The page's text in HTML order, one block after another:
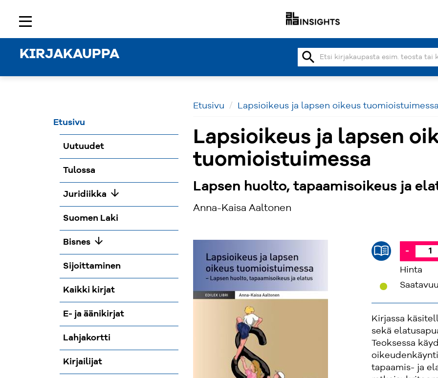
KIRJAKAUPPA search
Etusivu
Etusivu
Uutuudet
Tulossa
Juridiikka arrow_downward
Suomen Laki
Bisnes arrow_downward
Sijoittaminen
Kaikki kirjat
E- ja äänikirjat
Lahjakortti
Kirjailijat
Etusivu Lapsioikeus ja lapsen oikeus tuomioistuimessa
Lapsioikeus ja lapsen
tuomioistuimessa
Lapsen huolto, tapaamisoikeus ja
Anna-Kaisa Aaltonen
-
Hinta
Kirjassa
sekä
Teoksessa
tapaamis- ja